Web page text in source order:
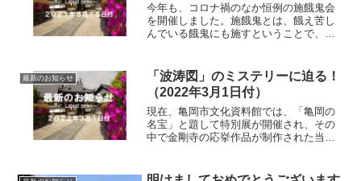
今年も、コロナ禍のなか恒例の施餓鬼会
を開催しました。施餓鬼とは、餓え苦し
んでいる餓鬼にも施すということで、世
頂くことにより支えられ、それら全ての
命に感謝し供養することが...
最新のお知らせ
「波涛図」のミステリーに迫る！
（2022年3月1日付）
現在、亀岡市文化資料館では、「亀岡の
名宝」と題して特別展が開催され、その
中で金剛寺の応挙作品が制作された当時
こで問題となるのが、応挙が描いた当時